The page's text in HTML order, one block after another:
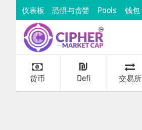
仪表板 恐惧与贪婪 Pools 钱包
货币 Defi 交易所